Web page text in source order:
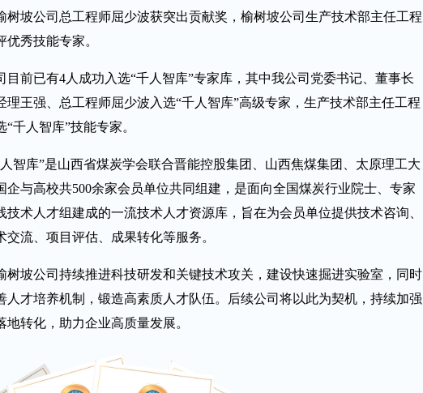
树坡公司总工程师屈少波获突出贡献奖，榆树坡公司生产技术部主任工程
优秀技能专家。
目前已有4人成功入选“千人智库”专家库，其中我公司党委书记、董事长
理王强、总工程师屈少波入选“千人智库”高级专家，生产技术部主任工程
“千人智库”技能专家。
智库”是山西省煤炭学会联合晋能控股集团、山西焦煤集团、太原理工大
企与高校共500余家会员单位共同组建，是面向全国煤炭行业院士、专家
技术人才组建成的一流技术人才资源库，旨在为会员单位提供技术咨询、
交流、项目评估、成果转化等服务。
树坡公司持续推进科技研发和关键技术攻关，建设快速掘进实验室，同时
人才培养机制，锻造高素质人才队伍。后续公司将以此为契机，持续加强
地转化，助力企业高质量发展。